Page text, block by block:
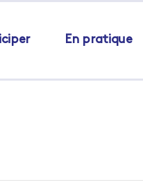
En pratique